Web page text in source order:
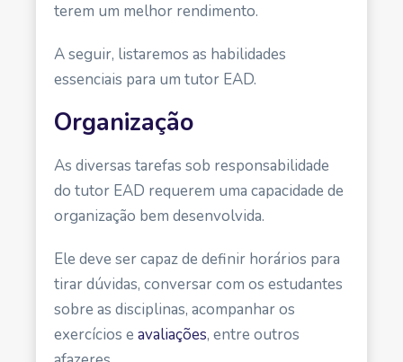
terem um melhor rendimento.
A seguir, listaremos as habilidades
essenciais para um tutor EAD.
Organização
As diversas tarefas sob responsabilidade
do tutor EAD requerem uma capacidade de
organização bem desenvolvida.
Ele deve ser capaz de definir horários para
tirar dúvidas, conversar com os estudantes
sobre as disciplinas, acompanhar os
exercícios e avaliações, entre outros